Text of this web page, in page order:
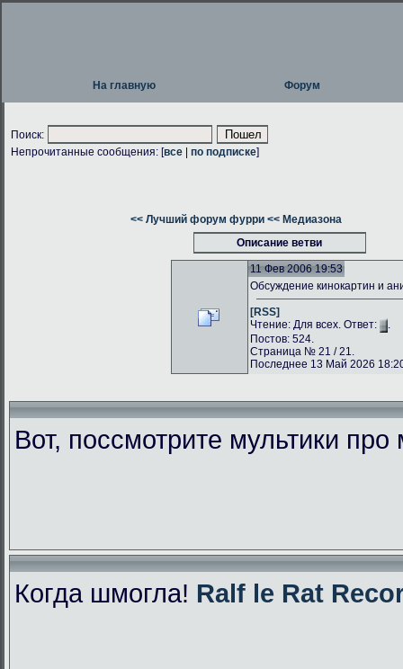
На главную Форум
Поиск:
Непрочитанные сообщения: [все по подписке]
<< Лучший форум фурри << Медиазона
Описание ветви
11 Фев 2006 19:53
Обсуждение кинокартин и
[RSS]
Чтение: Для всех. Ответ:
.
Постов: 524.
Страница № 21 / 21.
Последнее 13 Май 2026
Вот, поссмотрите мультики
Когда шмогла! Ralf le Rat